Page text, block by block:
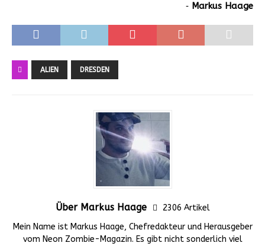
‐ Markus Haage
ALIEN DRESDEN
Über Markus Haage
2306 Artikel
Mein Name ist Markus Haage, Chefredakteur und Herausgeber
vom Neon Zombie-Magazin. Es gibt nicht sonderlich viel